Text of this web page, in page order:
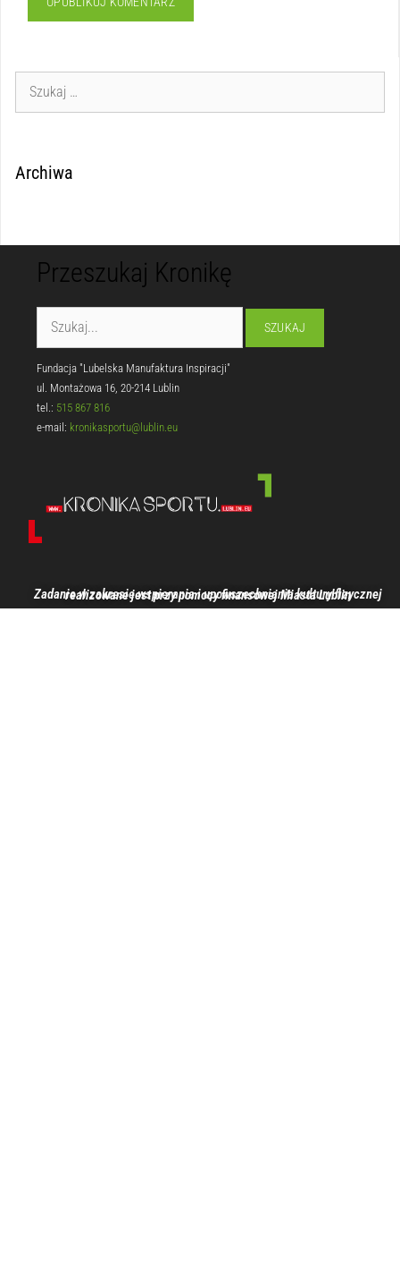
Archiwa
Przeszukaj Kronikę
Fundacja "Lubelska Manufaktura Inspiracji"
ul. Montażowa 16, 20-214 Lublin
tel.: 515 867 816
e-mail: kronikasportu@lublin.eu
Zadanie w zakresie wspierania i upowszechniania kultury fizycznej realizowane jest przy pomocy finansowej Miasta Lublin